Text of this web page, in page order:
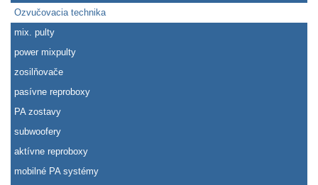
Ozvučovacia technika
mix. pulty
power mixpulty
zosilňovače
pasívne reproboxy
PA zostavy
subwoofery
aktívne reproboxy
mobilné PA systémy